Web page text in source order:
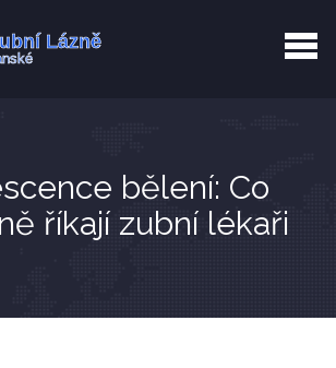
bělení: Co
říkají zubní lékaři